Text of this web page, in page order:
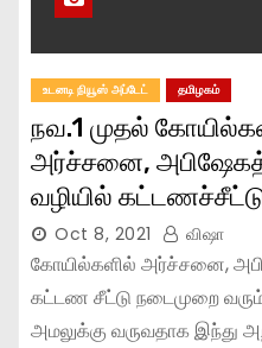
உடனடி நியூஸ் அப்டேட் தமிழகம்
நவ.1 முதல்
அர்ச்சனை,
வழியில்
Oct 8, 2021 விஷா
கோயில்களில் அர்ச்சனை,
கட்டண சீட்டு நடைமுறை
அமலுக்கு வருவதாக இந்து